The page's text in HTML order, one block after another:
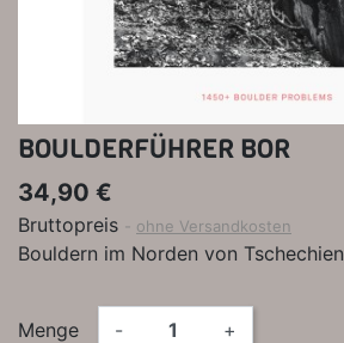
BOULDERFÜHRER BOR
34,90 €
Bruttopreis ohne Versandkosten
Bouldern im Norden von Tschechien
Menge - +